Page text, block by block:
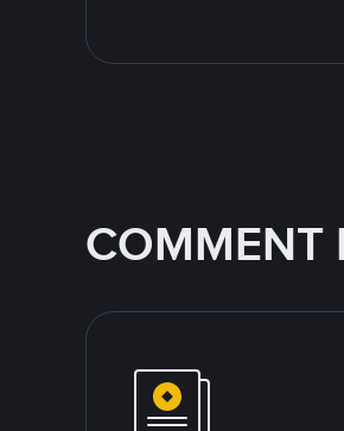
COMMENT